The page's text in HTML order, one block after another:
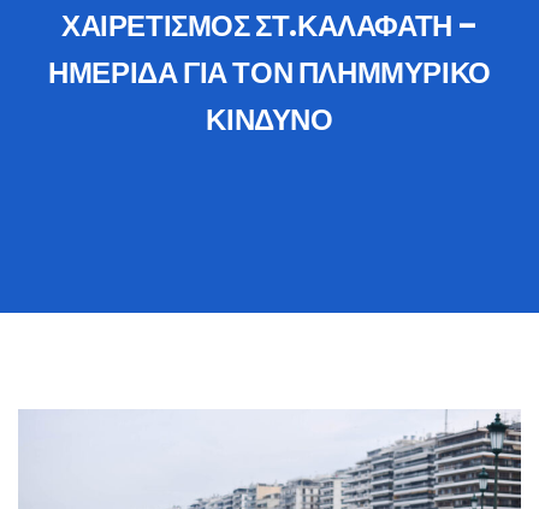
ΧΑΙΡΕΤΙΣΜΟΣ ΣΤ.ΚΑΛΑΦΑΤΗ –
ΗΜΕΡΙΔΑ ΓΙΑ ΤΟΝ ΠΛΗΜΜΥΡΙΚΟ
ΚΙΝΔΥΝΟ